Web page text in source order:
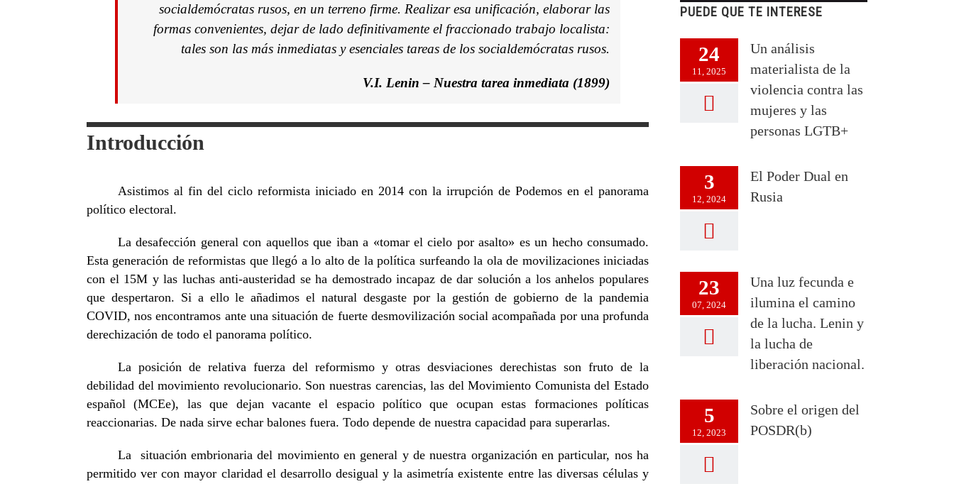
socialdemócratas rusos, en un terreno firme. Realizar esa unificación, elaborar las
formas convenientes, dejar de lado definitivamente el fraccionado trabajo localista:
tales son las más inmediatas y esenciales tareas de los socialdemócratas rusos.
V.I. Lenin – Nuestra tarea inmediata (1899)
Introducción
Asistimos al fin del ciclo reformista iniciado en 2014 con la irrupción de Podemos en el panorama
político electoral.
La desafección general con aquellos que iban a «tomar el cielo por asalto» es un hecho consumado.
Esta generación de reformistas que llegó a lo alto de la política surfeando la ola de movilizaciones iniciadas
con el 15M y las luchas anti-austeridad se ha demostrado incapaz de dar solución a los anhelos populares
que despertaron. Si a ello le añadimos el natural desgaste por la gestión de gobierno de la pandemia
COVID, nos encontramos ante una situación de fuerte desmovilización social acompañada por una profunda
derechización de todo el panorama político.
La posición de relativa fuerza del reformismo y otras desviaciones derechistas son fruto de la
debilidad del movimiento revolucionario. Son nuestras carencias, las del Movimiento Comunista del Estado
español (MCEe), las que dejan vacante el espacio político que ocupan estas formaciones políticas
reaccionarias. De nada sirve echar balones fuera. Todo depende de nuestra capacidad para superarlas.
La situación embrionaria del movimiento en general y de nuestra organización en particular, nos ha
permitido ver con mayor claridad el desarrollo desigual y la asimetría existente entre las diversas células y
PUEDE QUE TE INTERESE
24
11, 2025
Un análisis
materialista de la
violencia contra las
mujeres y las
personas LGTB+
3
12, 2024
El Poder Dual en
Rusia
23
07, 2024
Una luz fecunda e
ilumina el camino
de la lucha. Lenin y
la lucha de
liberación nacional.
5
12, 2023
Sobre el origen del
POSDR(b)